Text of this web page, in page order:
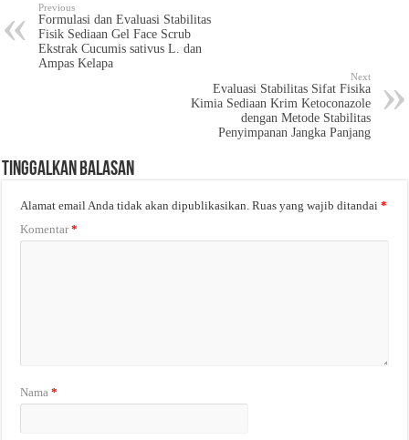
Previous
Formulasi dan Evaluasi Stabilitas
Fisik Sediaan Gel Face Scrub
Ekstrak Cucumis sativus L. dan
Ampas Kelapa
Next
Evaluasi Stabilitas Sifat Fisika
Kimia Sediaan Krim Ketoconazole
dengan Metode Stabilitas
Penyimpanan Jangka Panjang
Tinggalkan Balasan
Alamat email Anda tidak akan dipublikasikan. Ruas yang wajib ditandai*
Komentar*
Nama*